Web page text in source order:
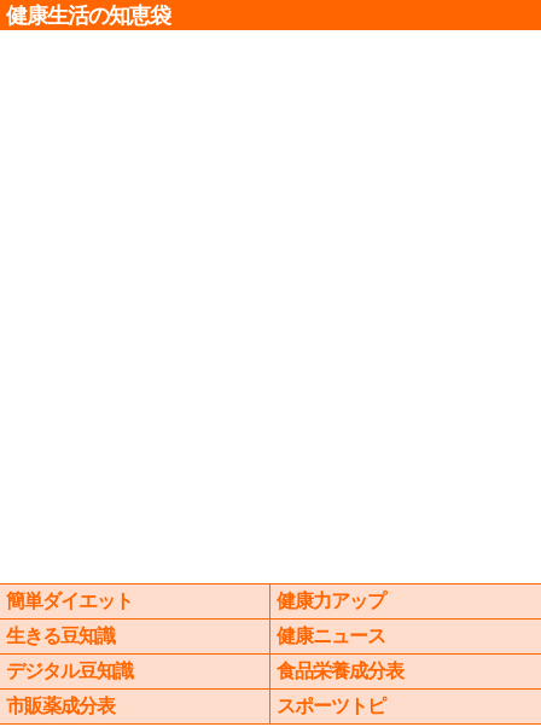
健康生活の知恵袋
簡単ダイエット
健康力アップ
生きる豆知識
健康ニュース
デジタル豆知識
食品栄養成分表
市販薬成分表
スポーツトピ